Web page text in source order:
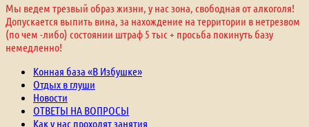
Мы ведем трезвый образ жизни, у нас зона, свободная от алкоголя!
Допускается выпить вина, за нахождение на территории в нетрезвом
(по чем -либо) состоянии штраф 5 тыс + просьба покинуть базу
немедленно!
Конная база «В Избушке»
Отдых в глуши
Новости
ОТВЕТЫ НА ВОПРОСЫ
Как у нас проходят занятия